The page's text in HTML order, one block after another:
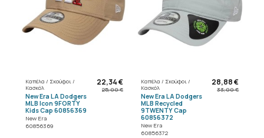
Καπέλα / Σκούφοι /
Κασκόλ
New Era LA Dodgers
MLB Icon 9FORTY
Kids Cap 60856369
New Era
60856369
22,34 €
25,00 €
Καπέλα / Σκούφοι /
Κασκόλ
New Era LA Dodgers
MLB Recycled
9TWENTY Cap
60856372
New Era
60856372
28,88 €
33,00 €